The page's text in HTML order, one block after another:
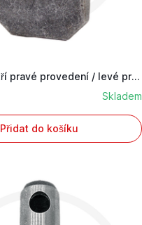
Výměnné ostří pravé provedení / levé provedení
Skladem
Přidat do košíku